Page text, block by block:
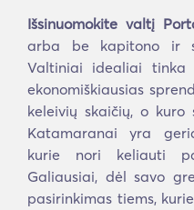
Išsinuomokite valtį
arba be kapitono ir
Valtiniai idealiai tinka
ekonomiškiausias
keleivių skaičių, o kuro
Katamaranai yra
kurie nori keliauti
Galiausiai, dėl savo
pasirinkimas tiems,